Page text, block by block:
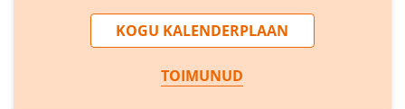
KOGU KALENDERPLAAN
TOIMUNUD